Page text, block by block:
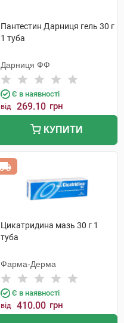
Пантестин Дарниця гель 30 г
1 туба
Дарниця ФФ
Є в наявності
від 269.10 грн
КУПИТИ
Цикатридина мазь 30 г 1
туба
Фарма-Дерма
Є в наявності
від 410.00 грн